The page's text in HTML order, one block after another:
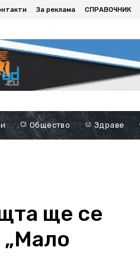
За реклама СПРАВОЧНИК
Общество Здраве
ще се
„Мало